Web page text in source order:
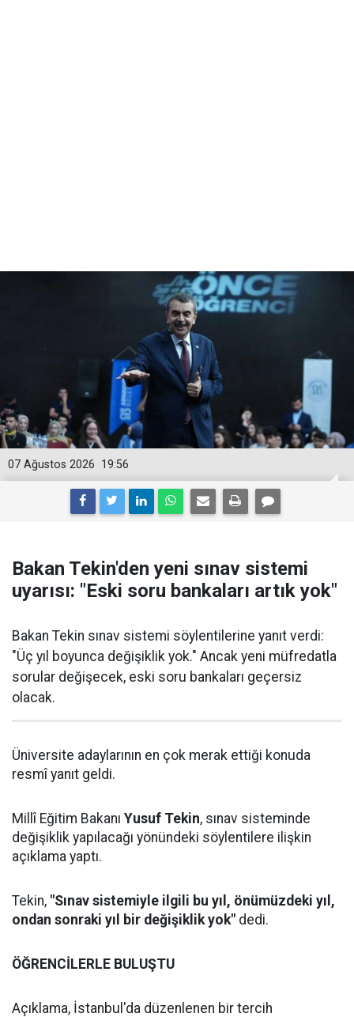
19:56
07 Ağustos 2026
Bakan Tekin'den yeni sınav sistemi
uyarısı: "Eski soru bankaları artık yok"
Bakan Tekin sınav sistemi söylentilerine yanıt verdi:
"Üç yıl boyunca değişiklik yok." Ancak yeni müfredatla
sorular değişecek, eski soru bankaları geçersiz
olacak.
Üniversite adaylarının en çok merak ettiği konuda
resmî yanıt geldi.
Millî Eğitim Bakanı Yusuf Tekin, sınav sisteminde
değişiklik yapılacağı yönündeki söylentilere ilişkin
açıklama yaptı.
Tekin, "Sınav sistemiyle ilgili bu yıl, önümüzdeki yıl,
ondan sonraki yıl bir değişiklik yok" dedi.
ÖĞRENCİLERLE BULUŞTU
Açıklama, İstanbul'da düzenlenen bir tercih